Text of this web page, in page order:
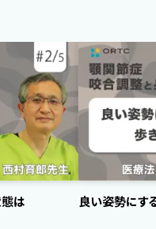
は 良い姿勢にす